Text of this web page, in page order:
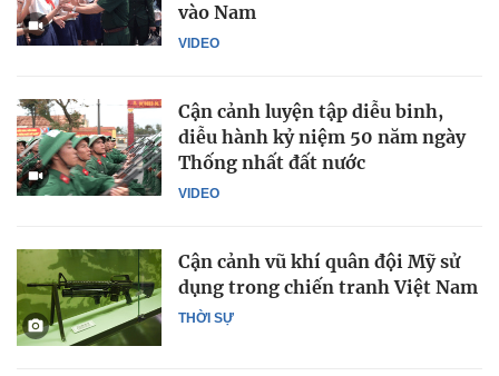
VIDEO
vào Nam
VIDEO
Cận cảnh luyện tập diễu binh,
diễu hành kỷ niệm 50 năm ngày
Thống nhất đất nước
THỜI SỰ
Cận cảnh vũ khí quân đội Mỹ sử
dụng trong chiến tranh Việt Nam